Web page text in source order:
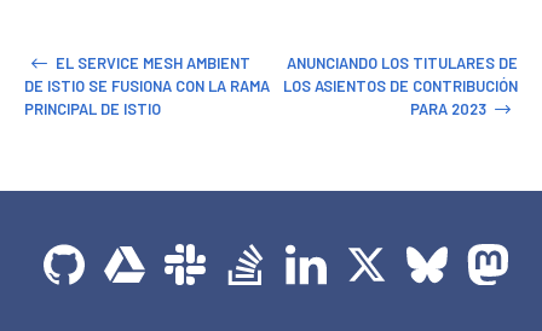
EL SERVICE MESH AMBIENT
DE ISTIO SE FUSIONA CON LA RAMA
PRINCIPAL DE ISTIO
ANUNCIANDO LOS TITULARES DE
LOS ASIENTOS DE CONTRIBUCIÓN
PARA 2023